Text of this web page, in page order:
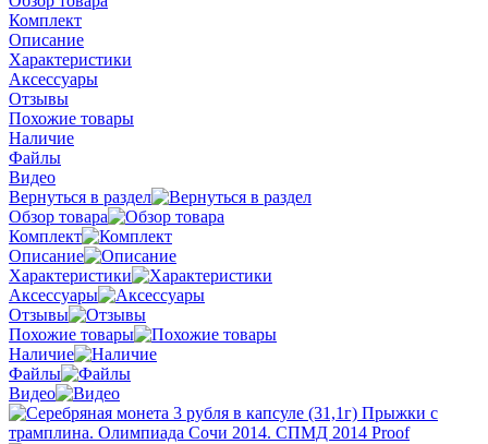
Комплект
Описание
Характеристики
Аксессуары
Отзывы
Похожие товары
Наличие
Файлы
Видео
Вернуться в раздел
Обзор товара
Комплект
Описание
Характеристики
Аксессуары
Отзывы
Похожие товары
Наличие
Файлы
Видео